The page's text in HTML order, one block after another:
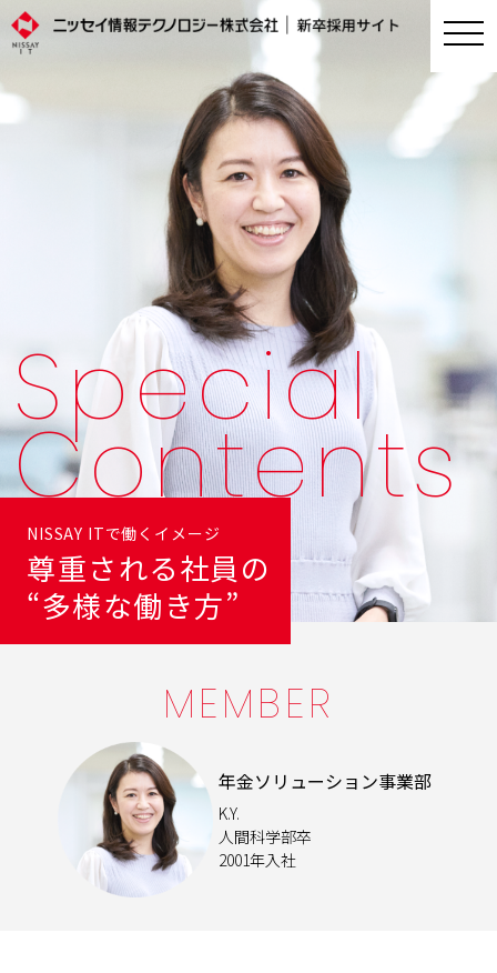
Special
Contents
NISSAY ITで働くイメージ
尊重される社員の
“多様な働き⽅”
MEMBER
年金ソリューション事業部
K.Y.
人間科学部卒
2001年入社